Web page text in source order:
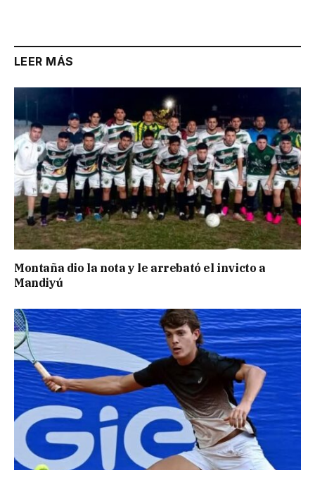
LEER MÁS
Montaña dio la nota y le arrebató el invicto a
Mandiyú